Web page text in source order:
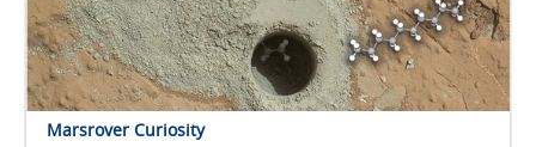
Marsrover Curiosity